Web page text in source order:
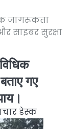
जागरूकता
साइबर सुरक्षा
गए
डेस्क